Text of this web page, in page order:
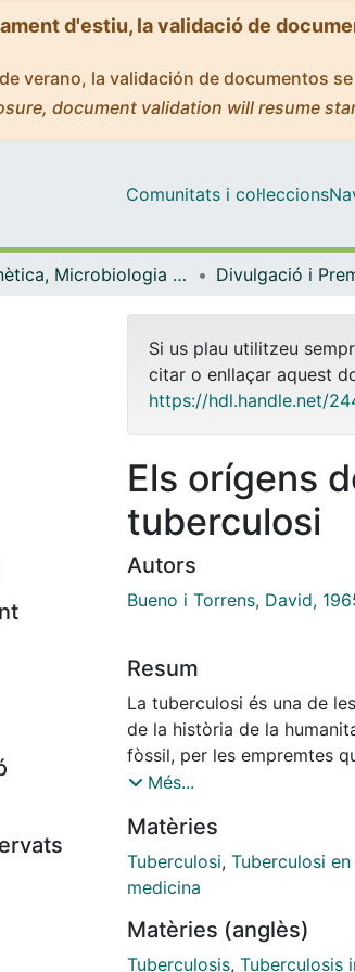
d'estiu, la validació de
verano, la validación de documentos
document validation will resume
Comunitats i col·leccions
Genètica, Microbiologia i Estadística
Si us plau utilitzeu
citar o enllaçar aquest
https://hdl.handle.net/
Els orígens
tuberculosi
Autors
Bueno i Torrens, David,
Resum
La tuberculosi és una de
de la història de la
fòssil, per les empremtes
d"algunes de les persones
va transmetre per primer
neolític. Però l"anàlisi
d"aquesta malaltia en
capgirat aquesta idea,
encapçalat per Kirsten I.
Més...
Matèries
Tuberculosi, Tuberculosi
medicina
Matèries (anglès)
Tuberculosis, Tuberculosis